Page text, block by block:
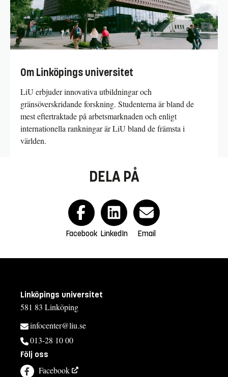
Om Linköpings universitet
LiU erbjuder innovativa utbildningar och
gränsöverskridande forskning. Studenterna är bland de
mest eftertraktade på arbetsmarknaden och enligt
internationella rankningar är LiU bland de främsta i
världen.
DELA PÅ
Facebook LinkedIn Email
Linköpings universitet
581 83 Linköping
infocenter@liu.se
013-28 10 00
Följ oss
Facebook